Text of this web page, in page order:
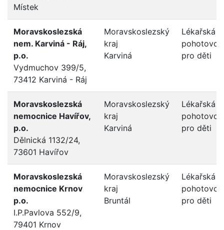
Místek
Moravskoslezská
nem. Karviná - Ráj,
p.o.
Vydmuchov 399/5,
73412 Karviná - Ráj
Moravskoslezský
kraj
Karviná
Lékařská
pro děti
Moravskoslezská
nemocnice Havířov,
p.o.
Dělnická 1132/24,
73601 Havířov
Moravskoslezský
kraj
Karviná
Lékařská
pro děti
Moravskoslezská
nemocnice Krnov
p.o.
I.P.Pavlova 552/9,
79401 Krnov
Moravskoslezský
kraj
Bruntál
Lékařská
pro děti